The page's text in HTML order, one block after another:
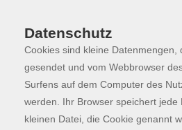
Skip to main content
Programm
Der Kurs konnte nicht
Datenschutz
Cookies sind kleine Datenmengen,
gesendet und vom Webbrowser
Surfens auf dem Computer des
werden. Ihr Browser speichert jede
kleinen Datei, die Cookie genannt